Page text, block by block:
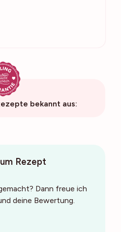
bekannt aus:
Rezept
Dann freue ich
deine Bewertung.